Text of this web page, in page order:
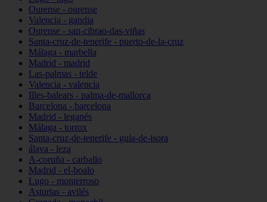
Ourense - ourense
Valencia - gandia
Ourense - san-cibrao-das-viñas
Santa-cruz-de-tenerife - puerto-de-la-cruz
Málaga - marbella
Madrid - madrid
Las-palmas - telde
Valencia - valencia
Illes-balears - palma-de-mallorca
Barcelona - barcelona
Madrid - leganés
Málaga - torrox
Santa-cruz-de-tenerife - guía-de-isora
álava - leza
A-coruña - carballo
Madrid - el-boalo
Lugo - monterroso
Asturias - avilés